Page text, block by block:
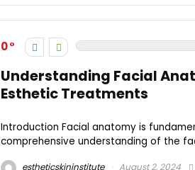
0
Understanding Facial
Esthetic Treatments
Introduction Facial anatomy is
comprehensive understanding of the
estheticskininstitute August 2, 2024